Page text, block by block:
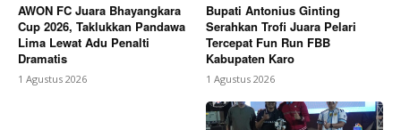
AWON FC Juara Bhayangkara
Cup 2026, Taklukkan Pandawa
Lima Lewat Adu Penalti
Dramatis
1 Agustus 2026
Bupati Antonius Ginting
Serahkan Trofi Juara Pelari
Tercepat Fun Run FBB
Kabupaten Karo
1 Agustus 2026